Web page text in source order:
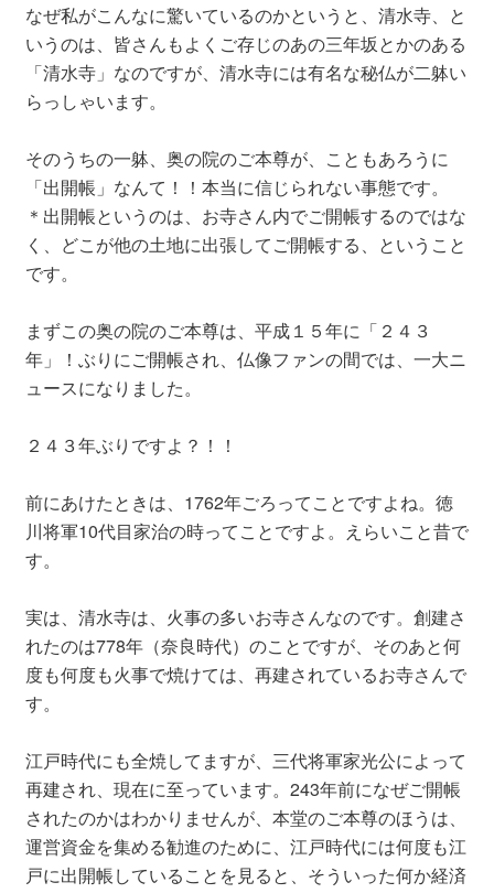
なぜ私がこんなに驚いているのかというと、清水寺、と
いうのは、皆さんもよくご存じのあの三年坂とかのある
「清水寺」なのですが、清水寺には有名な秘仏が二躰い
らっしゃいます。
そのうちの一躰、奥の院のご本尊が、こともあろうに
「出開帳」なんて！！本当に信じられない事態です。
＊出開帳というのは、お寺さん内でご開帳するのではな
く、どこが他の土地に出張してご開帳する、ということ
です。
まずこの奥の院のご本尊は、平成１５年に「２４３
年」！ぶりにご開帳され、仏像ファンの間では、一大ニ
ュースになりました。
２４３年ぶりですよ？！！
前にあけたときは、1762年ごろってことですよね。徳
川将軍10代目家治の時ってことですよ。えらいこと昔で
す。
実は、清水寺は、火事の多いお寺さんなのです。創建さ
れたのは778年（奈良時代）のことですが、そのあと何
度も何度も火事で焼けては、再建されているお寺さんで
す。
江戸時代にも全焼してますが、三代将軍家光公によって
再建され、現在に至っています。243年前になぜご開帳
されたのかはわかりませんが、本堂のご本尊のほうは、
運営資金を集める勧進のために、江戸時代には何度も江
戸に出開帳していることを見ると、そういった何か経済